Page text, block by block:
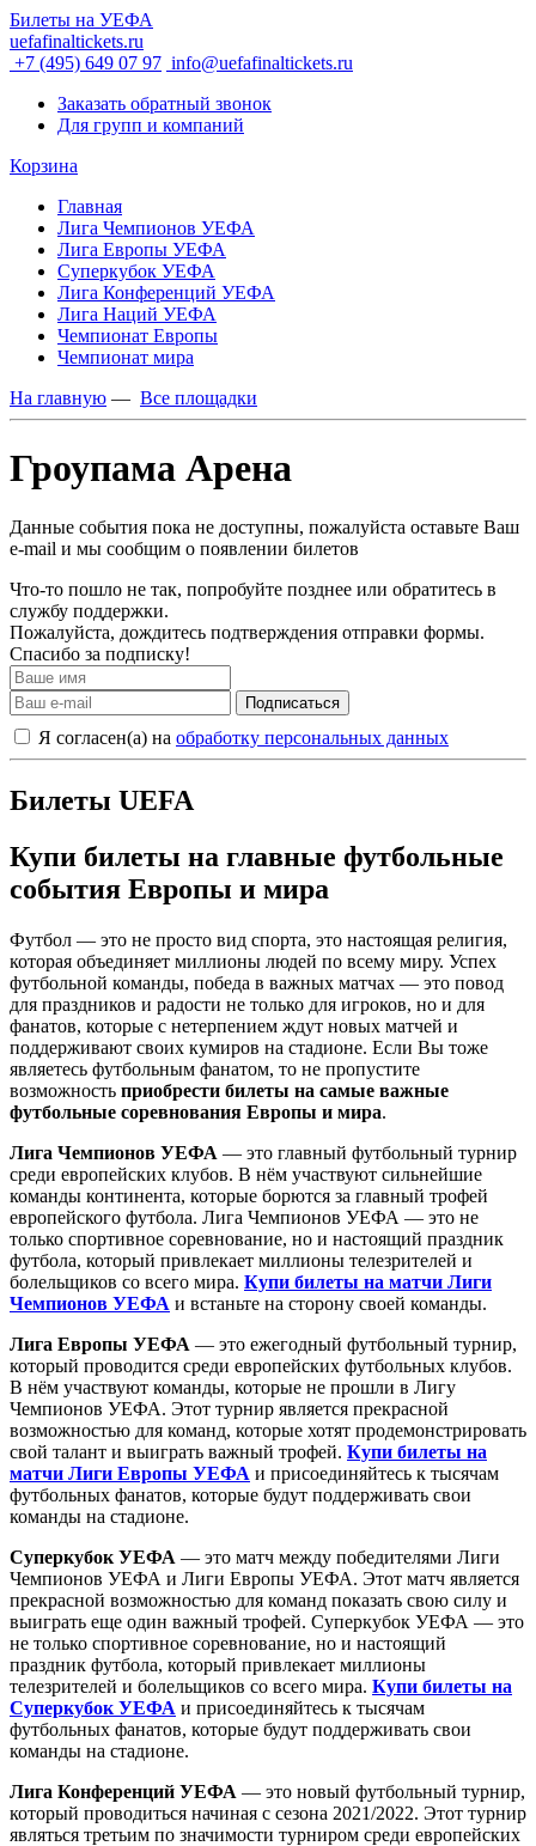
Билеты на УЕФА
uefafinaltickets.ru
+7 (495) 649 07 97 info@uefafinaltickets.ru
Заказать обратный звонок
Для групп и компаний
Корзина
Главная
Лига Чемпионов УЕФА
Лига Европы УЕФА
Суперкубок УЕФА
Лига Конференций УЕФА
Лига Наций УЕФА
Чемпионат Европы
Чемпионат мира
На главную — Все площадки
Гроупама Арена
Данные события пока не доступны, пожалуйста оставьте Ваш
e-mail и мы сообщим о появлении билетов
Что-то пошло не так, попробуйте позднее или обратитесь в
службу поддержки.
Пожалуйста, дождитесь подтверждения отправки формы.
Спасибо за подписку!
Подписаться
Я согласен(а) на обработку персональных данных
Билеты UEFA
Купи билеты на главные футбольные
события Европы и мира
Футбол — это не просто вид спорта, это настоящая религия,
которая объединяет миллионы людей по всему миру. Успех
футбольной команды, победа в важных матчах — это повод
для праздников и радости не только для игроков, но и для
фанатов, которые с нетерпением ждут новых матчей и
поддерживают своих кумиров на стадионе. Если Вы тоже
являетесь футбольным фанатом, то не пропустите
возможность приобрести билеты на самые важные
футбольные соревнования Европы и мира.
Лига Чемпионов УЕФА — это главный футбольный турнир
среди европейских клубов. В нём участвуют сильнейшие
команды континента, которые борются за главный трофей
европейского футбола. Лига Чемпионов УЕФА — это не
только спортивное соревнование, но и настоящий праздник
футбола, который привлекает миллионы телезрителей и
болельщиков со всего мира. Купи билеты на матчи Лиги
Чемпионов УЕФА и встаньте на сторону своей команды.
Лига Европы УЕФА — это ежегодный футбольный турнир,
который проводится среди европейских футбольных клубов.
В нём участвуют команды, которые не прошли в Лигу
Чемпионов УЕФА. Этот турнир является прекрасной
возможностью для команд, которые хотят продемонстрировать
свой талант и выиграть важный трофей. Купи билеты на
матчи Лиги Европы УЕФА и присоединяйтесь к тысячам
футбольных фанатов, которые будут поддерживать свои
команды на стадионе.
Суперкубок УЕФА — это матч между победителями Лиги
Чемпионов УЕФА и Лиги Европы УЕФА. Этот матч является
прекрасной возможностью для команд показать свою силу и
выиграть еще один важный трофей. Суперкубок УЕФА — это
не только спортивное соревнование, но и настоящий
праздник футбола, который привлекает миллионы
телезрителей и болельщиков со всего мира. Купи билеты на
Суперкубок УЕФА и присоединяйтесь к тысячам
футбольных фанатов, которые будут поддерживать свои
команды на стадионе.
Лига Конференций УЕФА — это новый футбольный турнир,
который проводиться начиная с сезона 2021/2022. Этот турнир
являться третьим по значимости турниром среди европейских